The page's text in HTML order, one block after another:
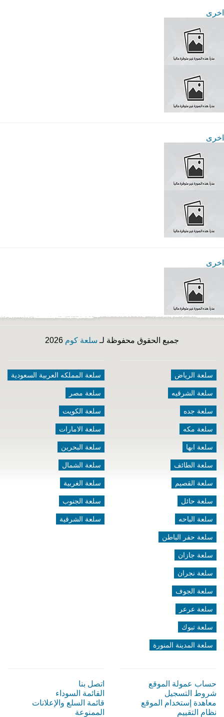
اخرى
اخرى
اخرى
جميع الحقوق محفوظة لـ سلعة كوم
سلعة الرياض
سلعة الشرقيه
سلعة جده
سلعة مكه
سلعة ابها
سلعة الطائف
سلعة القصيم
سلعة حائل
سلعة الباحه
سلعة حفر الباطن
سلعة جازان
سلعة نجران
سلعة الجوف
سلعة عرعر
سلعة تبوك
سلعة المدينة المنورة
سلعة المملكه العربية السعودية
سلعة مصر
سلعة الكويت
سلعة الامارات
سلعة البحرين
سلعة الشمال
سلعة الغربية
سلعة الجنوب
سلعة الشرقية
حساب عمولة الموقع
شروط التسجيل
معاهدة إستخدام الموقع
نظام التقييم
اتصل بنا
القائمة السوداء
قائمة السلع والإعلانات
الممنوعة